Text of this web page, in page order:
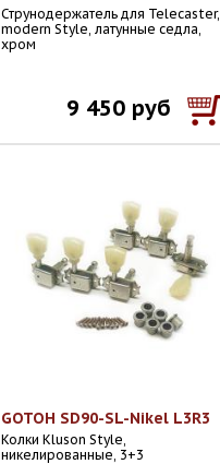
Струнодержатель для Telecaster,
modern Style, латунные седла,
хром
9 450 руб
GOTOH SD90-SL-Nikel L3R3
Колки Kluson Style,
никелированные, 3+3